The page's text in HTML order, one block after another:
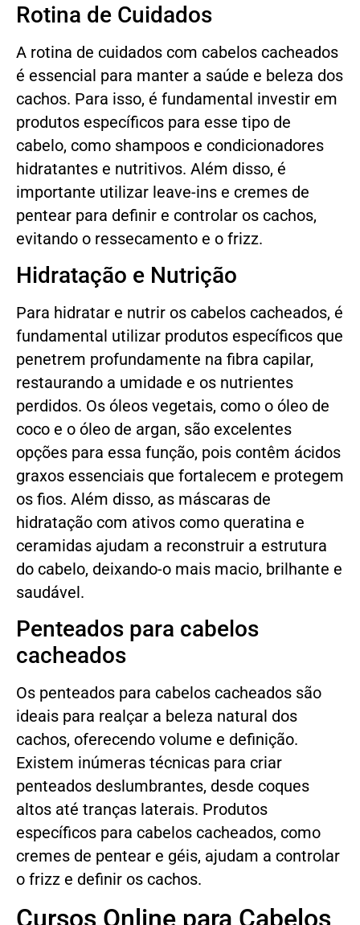
Rotina de Cuidados
A rotina de cuidados com cabelos cacheados
é essencial para manter a saúde e beleza dos
cachos. Para isso, é fundamental investir em
produtos específicos para esse tipo de
cabelo, como shampoos e condicionadores
hidratantes e nutritivos. Além disso, é
importante utilizar leave-ins e cremes de
pentear para definir e controlar os cachos,
evitando o ressecamento e o frizz.
Hidratação e Nutrição
Para hidratar e nutrir os cabelos cacheados, é
fundamental utilizar produtos específicos que
penetrem profundamente na fibra capilar,
restaurando a umidade e os nutrientes
perdidos. Os óleos vegetais, como o óleo de
coco e o óleo de argan, são excelentes
opções para essa função, pois contêm ácidos
graxos essenciais que fortalecem e protegem
os fios. Além disso, as máscaras de
hidratação com ativos como queratina e
ceramidas ajudam a reconstruir a estrutura
do cabelo, deixando-o mais macio, brilhante e
saudável.
Penteados para cabelos
cacheados
Os penteados para cabelos cacheados são
ideais para realçar a beleza natural dos
cachos, oferecendo volume e definição.
Existem inúmeras técnicas para criar
penteados deslumbrantes, desde coques
altos até tranças laterais. Produtos
específicos para cabelos cacheados, como
cremes de pentear e géis, ajudam a controlar
o frizz e definir os cachos.
Cursos Online para Cabelos